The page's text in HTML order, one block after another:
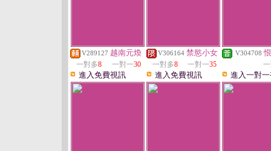
V289127 越南元煥
一對多8 一對一30
進入免費視訊
V306164 禁慾小女
一對多8 一對一35
進入免費視訊
V304708
進入一對